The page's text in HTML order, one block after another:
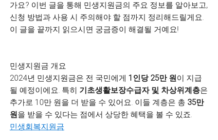
가요? 이번 글을 통해 민생지원금의 주요 정보를 알아보고,
신청 방법과 사용 시 주의해야 할 점까지 정리해드릴게요.
이 글을 끝까지 읽으시면 궁금증이 해결될 거예요!
민생지원금 개요
2024년 민생지원금은 전 국민에게 1인당 25만 원이 지급
될 예정이에요. 특히 기초생활보장수급자 및 차상위계층은
추가로 10만 원을 더 받을 수 있어요. 이들 계층은 총 35만
원을 받을 수 있다는 점에서 상당한 혜택을 볼 수 있죠.
민생회복지원금